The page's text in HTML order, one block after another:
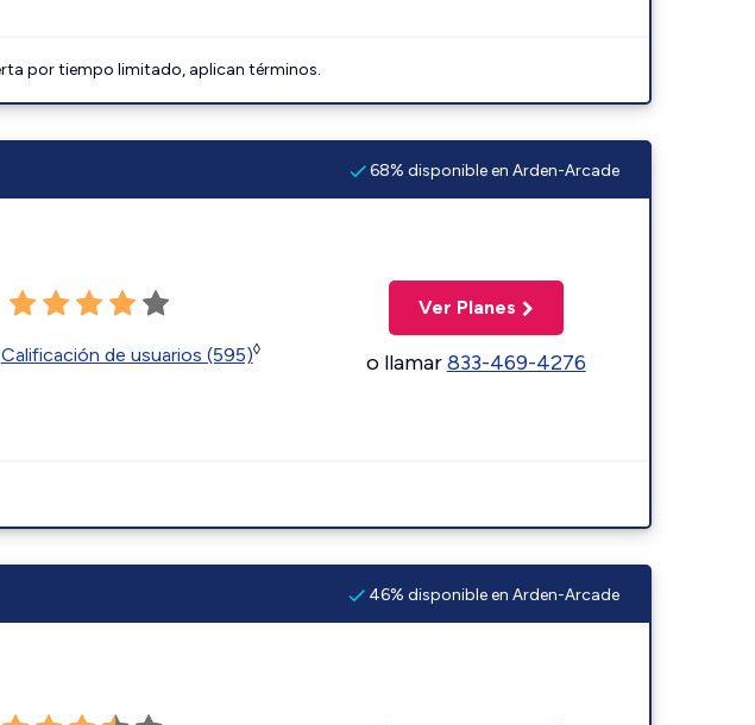
por tiempo limitado, aplican términos.
68% disponible en Arden-Arcade
Calificación de usuarios (595)◊
Ver Planes
o llamar833-469-4276
46% disponible en Arden-Arcade